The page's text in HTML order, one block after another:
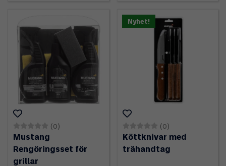
(0)
Mustang
Rengöringsset för
grillar
Nyhet!
(0)
Köttknivar med
trähandtag